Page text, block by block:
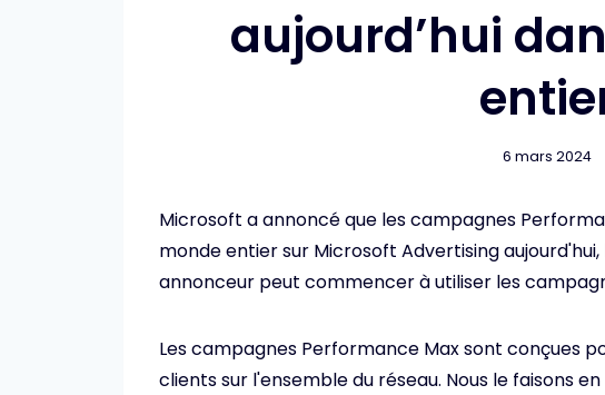
aujourd’hui
6 mars 2024
Microsoft a annoncé que les campagnes
monde entier sur Microsoft Advertising
annonceur peut commencer à utiliser les
Les campagnes Performance Max sont conçues
clients sur l'ensemble du réseau. Nous le faisons